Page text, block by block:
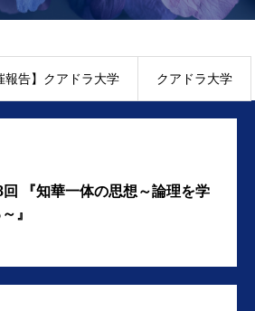
報告】クアドラ大学 クアドラ大学
回 『知華一体の思想～論理を学
』